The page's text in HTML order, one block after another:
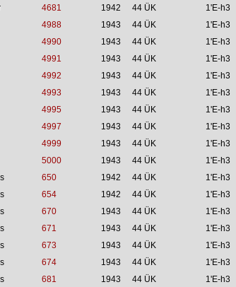
4681 1942 44 ÜK 1'E-h3
4988 1943 44 ÜK 1'E-h3
4990 1943 44 ÜK 1'E-h3
4991 1943 44 ÜK 1'E-h3
4992 1943 44 ÜK 1'E-h3
4993 1943 44 ÜK 1'E-h3
4995 1943 44 ÜK 1'E-h3
4997 1943 44 ÜK 1'E-h3
4999 1943 44 ÜK 1'E-h3
5000 1943 44 ÜK 1'E-h3
650 1942 44 ÜK 1'E-h3
654 1942 44 ÜK 1'E-h3
670 1943 44 ÜK 1'E-h3
671 1943 44 ÜK 1'E-h3
673 1943 44 ÜK 1'E-h3
674 1943 44 ÜK 1'E-h3
681 1943 44 ÜK 1'E-h3